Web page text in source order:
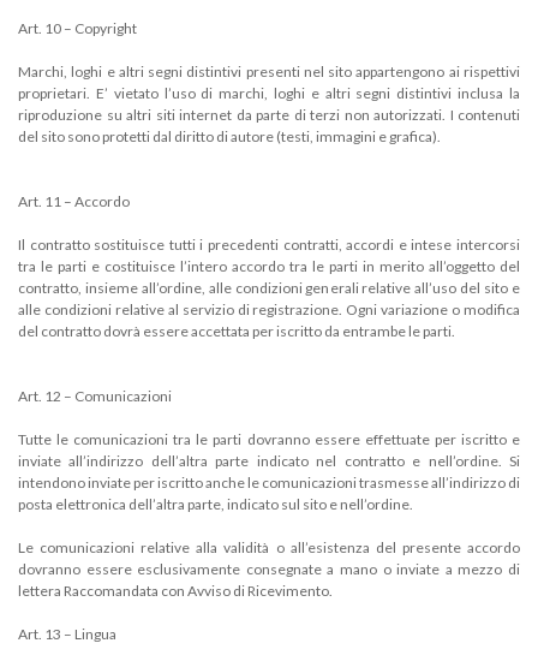
Art. 10 – Copyright
Marchi, loghi e altri segni distintivi presenti nel sito appartengono ai rispettivi
proprietari. E’ vietato l’uso di marchi, loghi e altri segni distintivi inclusa la
riproduzione su altri siti internet da parte di terzi non autorizzati. I contenuti
del sito sono protetti dal diritto di autore (testi, immagini e grafica).
Art. 11 – Accordo
Il contratto sostituisce tutti i precedenti contratti, accordi e intese intercorsi
tra le parti e costituisce l’intero accordo tra le parti in merito all’oggetto del
contratto, insieme all’ordine, alle condizioni generali relative all’uso del sito e
alle condizioni relative al servizio di registrazione. Ogni variazione o modifica
del contratto dovrà essere accettata per iscritto da entrambe le parti.
Art. 12 – Comunicazioni
Tutte le comunicazioni tra le parti dovranno essere effettuate per iscritto e
inviate all’indirizzo dell’altra parte indicato nel contratto e nell’ordine. Si
intendono inviate per iscritto anche le comunicazioni trasmesse all’indirizzo di
posta elettronica dell’altra parte, indicato sul sito e nell’ordine.
Le comunicazioni relative alla validità o all’esistenza del presente accordo
dovranno essere esclusivamente consegnate a mano o inviate a mezzo di
lettera Raccomandata con Avviso di Ricevimento.
Art. 13 – Lingua